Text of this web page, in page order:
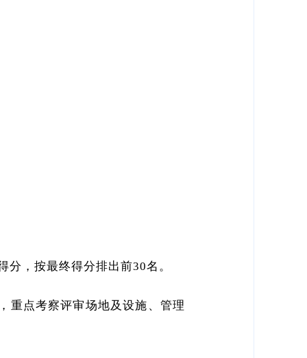
，按最终得分排出前30名。
重点考察评审场地及设施、管理